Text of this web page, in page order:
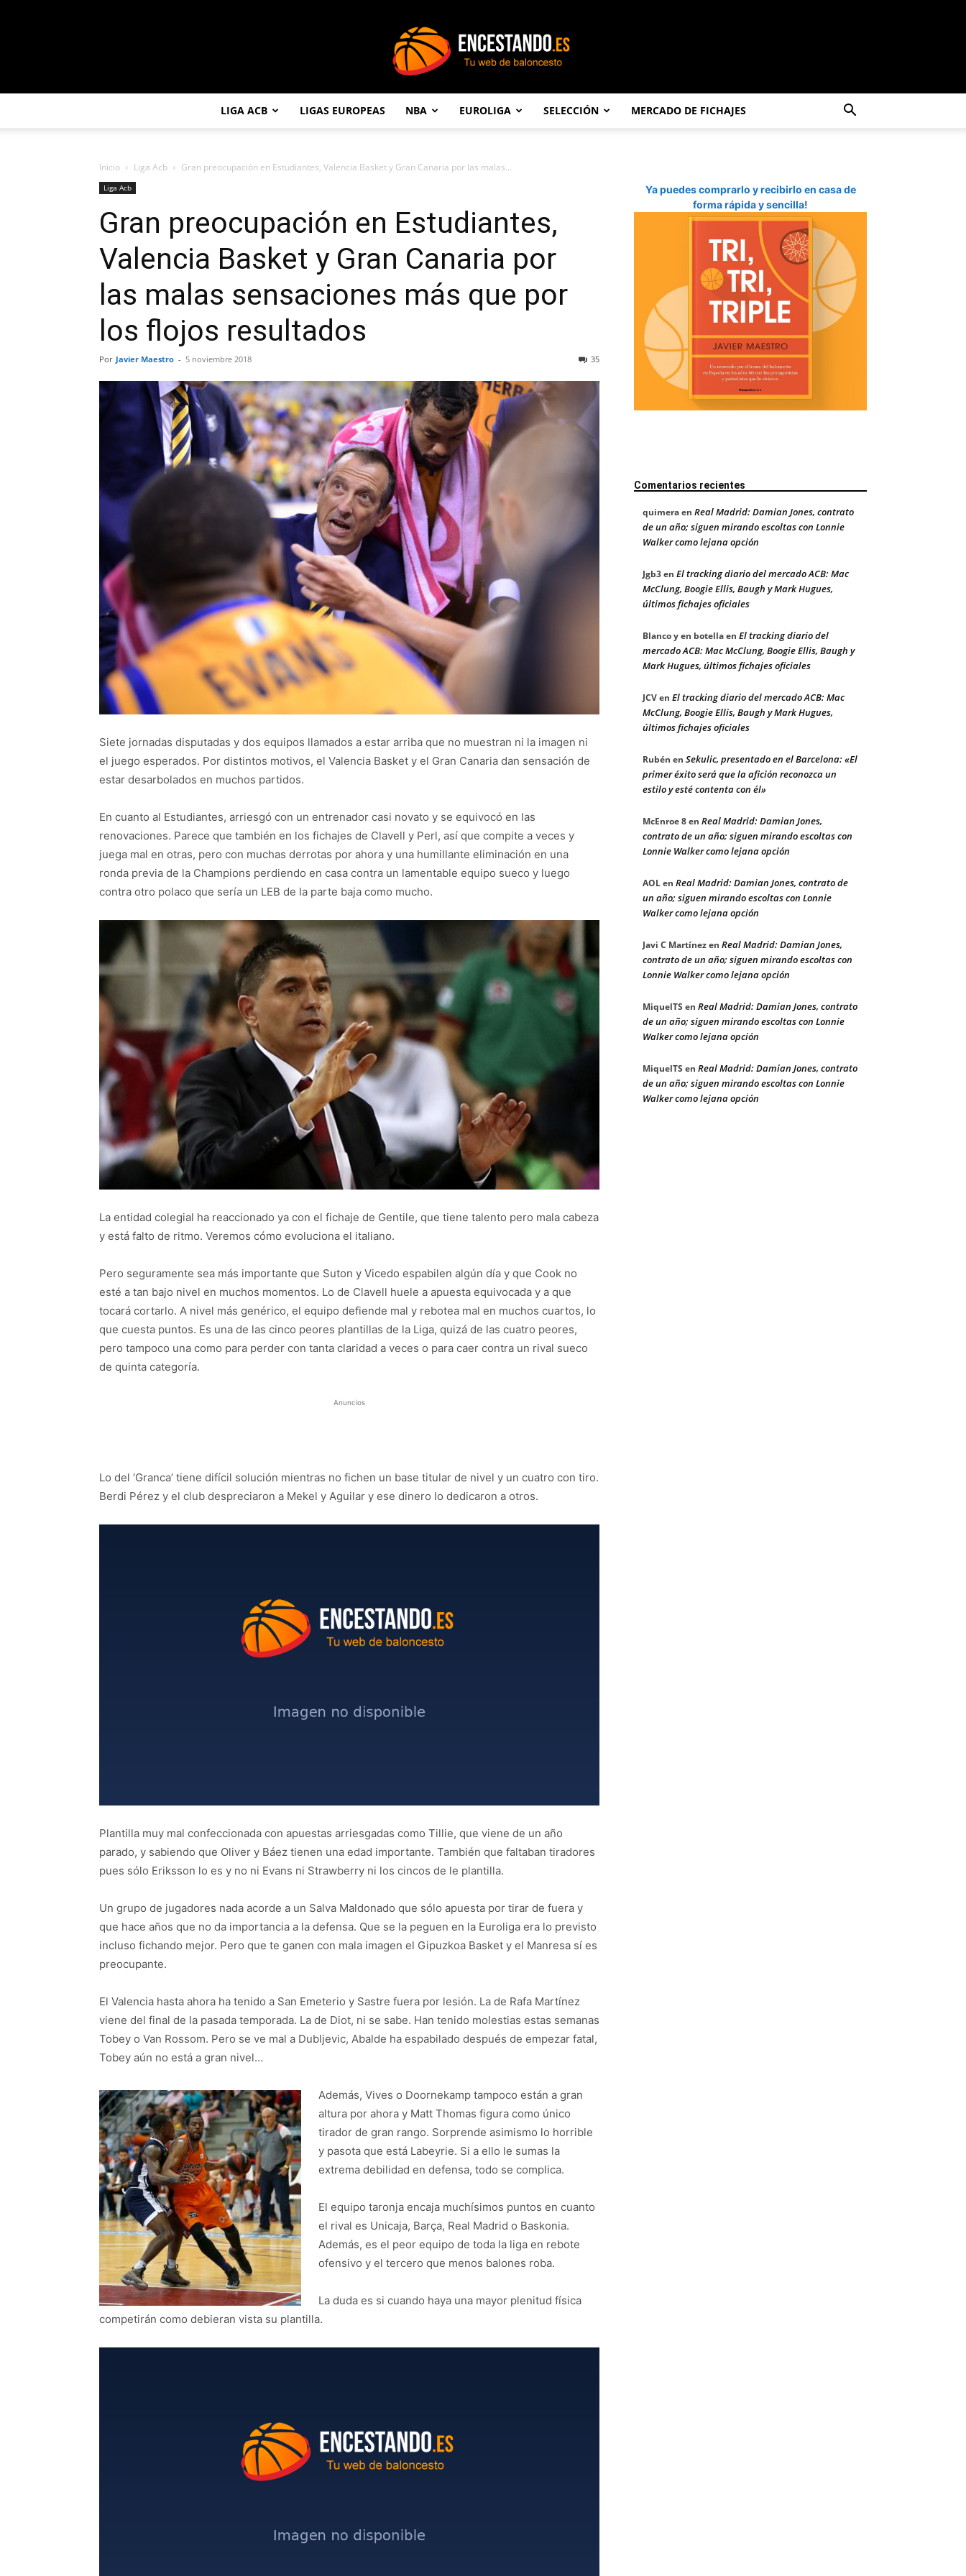
LIGA ACB LIGAS EUROPEAS NBA EUROLIGA SELECCIÓN MERCADO DE FICHAJES
Inicio Liga Acb Gran preocupación en Estudiantes, Valencia Basket y Gran Canaria por las malas...
Liga Acb
Gran preocupación en Estudiantes,
Valencia Basket y Gran Canaria por
las malas sensaciones más que por
los flojos resultados
Por Javier Maestro - 5 noviembre 2018 35
Siete jornadas disputadas y dos equipos llamados a estar arriba que no muestran ni la imagen ni
el juego esperados. Por distintos motivos, el Valencia Basket y el Gran Canaria dan sensación de
estar desarbolados en muchos partidos.
En cuanto al Estudiantes, arriesgó con un entrenador casi novato y se equivocó en las
renovaciones. Parece que también en los fichajes de Clavell y Perl, así que compite a veces y
juega mal en otras, pero con muchas derrotas por ahora y una humillante eliminación en una
ronda previa de la Champions perdiendo en casa contra un lamentable equipo sueco y luego
contra otro polaco que sería un LEB de la parte baja como mucho.
La entidad colegial ha reaccionado ya con el fichaje de Gentile, que tiene talento pero mala cabeza
y está falto de ritmo. Veremos cómo evoluciona el italiano.
Pero seguramente sea más importante que Suton y Vicedo espabilen algún día y que Cook no
esté a tan bajo nivel en muchos momentos. Lo de Clavell huele a apuesta equivocada y a que
tocará cortarlo. A nivel más genérico, el equipo defiende mal y rebotea mal en muchos cuartos, lo
que cuesta puntos. Es una de las cinco peores plantillas de la Liga, quizá de las cuatro peores,
pero tampoco una como para perder con tanta claridad a veces o para caer contra un rival sueco
de quinta categoría.
Anuncios
Lo del ‘Granca’ tiene difícil solución mientras no fichen un base titular de nivel y un cuatro con tiro.
Berdi Pérez y el club despreciaron a Mekel y Aguilar y ese dinero lo dedicaron a otros.
Plantilla muy mal confeccionada con apuestas arriesgadas como Tillie, que viene de un año
parado, y sabiendo que Oliver y Báez tienen una edad importante. También que faltaban tiradores
pues sólo Eriksson lo es y no ni Evans ni Strawberry ni los cincos de le plantilla.
Un grupo de jugadores nada acorde a un Salva Maldonado que sólo apuesta por tirar de fuera y
que hace años que no da importancia a la defensa. Que se la peguen en la Euroliga era lo previsto
incluso fichando mejor. Pero que te ganen con mala imagen el Gipuzkoa Basket y el Manresa sí es
preocupante.
El Valencia hasta ahora ha tenido a San Emeterio y Sastre fuera por lesión. La de Rafa Martínez
viene del final de la pasada temporada. La de Diot, ni se sabe. Han tenido molestias estas semanas
Tobey o Van Rossom. Pero se ve mal a Dubljevic, Abalde ha espabilado después de empezar fatal,
Tobey aún no está a gran nivel…
Además, Vives o Doornekamp tampoco están a gran
altura por ahora y Matt Thomas figura como único
tirador de gran rango. Sorprende asimismo lo horrible
y pasota que está Labeyrie. Si a ello le sumas la
extrema debilidad en defensa, todo se complica.
El equipo taronja encaja muchísimos puntos en cuanto
el rival es Unicaja, Barça, Real Madrid o Baskonia.
Además, es el peor equipo de toda la liga en rebote
ofensivo y el tercero que menos balones roba.
La duda es si cuando haya una mayor plenitud física
competirán como debieran vista su plantilla.
Ya puedes comprarlo y recibirlo en casa de
forma rápida y sencilla!
Comentarios recientes
quimeraen Real Madrid: Damian Jones, contrato
de un año; siguen mirando escoltas con Lonnie
Walker como lejana opción
Jgb3en El tracking diario del mercado ACB: Mac
McClung, Boogie Ellis, Baugh y Mark Hugues,
últimos fichajes oficiales
Blanco y en botellaen El tracking diario del
mercado ACB: Mac McClung, Boogie Ellis, Baugh y
Mark Hugues, últimos fichajes oficiales
JCVen El tracking diario del mercado ACB: Mac
McClung, Boogie Ellis, Baugh y Mark Hugues,
últimos fichajes oficiales
Rubén en Sekulic, presentado en el Barcelona: «El
primer éxito será que la afición reconozca un
estilo y esté contenta con él»
McEnroe 8en Real Madrid: Damian Jones,
contrato de un año; siguen mirando escoltas con
Lonnie Walker como lejana opción
AOLen Real Madrid: Damian Jones, contrato de
un año; siguen mirando escoltas con Lonnie
Walker como lejana opción
Javi C Martínezen Real Madrid: Damian Jones,
contrato de un año; siguen mirando escoltas con
Lonnie Walker como lejana opción
MiquelTS en Real Madrid: Damian Jones, contrato
de un año; siguen mirando escoltas con Lonnie
Walker como lejana opción
MiquelTS en Real Madrid: Damian Jones, contrato
de un año; siguen mirando escoltas con Lonnie
Walker como lejana opción